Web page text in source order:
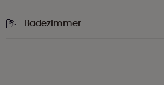
Badezimmer